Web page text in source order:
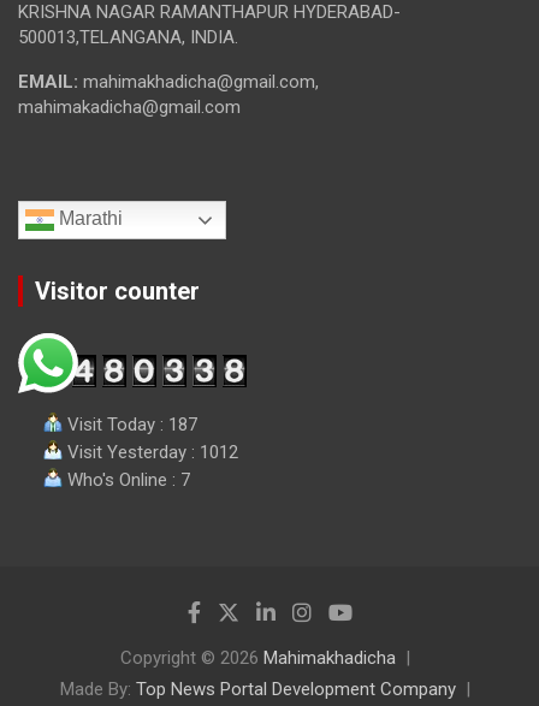
KRISHNA NAGAR RAMANTHAPUR HYDERABAD-
500013,TELANGANA, INDIA.
EMAIL: mahimakhadicha@gmail.com,
mahimakadicha@gmail.com
Marathi
Visitor counter
Visit Today : 187
Visit Yesterday : 1012
Who's Online : 7
Copyright © 2026 Mahimakhadicha
Made By: Top News Portal Development Company